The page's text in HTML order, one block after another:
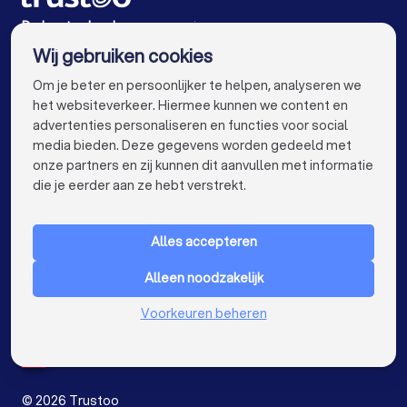
Vloerleggers in Eindhoven
Vloerleggers in Tilburg
Vloerleggers in Groningen
Vloerleggers in Breda
Vloerleggers in Nijmegen
Vloerleggers in Enschede
Vloerleggers in Haarlem
Vloerleggers in Arnhem
Vloerleggers in Apeldoorn
Vloerleggers in Maastricht
Vloerleggers in Leiden
Vloerleggers in Dordrecht
De beste vloerleggers voor jou
VOOR PARTICULIEREN keyboard_arrow_down
Nederland
© 2026 Trustoo
Wij gebruiken cookies
Om je beter en persoonlijker te helpen, analyseren we
het websiteverkeer. Hiermee kunnen we content en
advertenties personaliseren en functies voor social
media bieden. Deze gegevens worden gedeeld met
onze partners en zij kunnen dit aanvullen met informatie
die je eerder aan ze hebt verstrekt.
Alles accepteren
Alleen noodzakelijk
Voorkeuren beheren